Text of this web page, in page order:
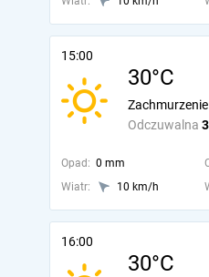
15:00
30°C
Odczuwalna
Opad: 0 mm
Wiatr:
10 km/h
16:00
30°C